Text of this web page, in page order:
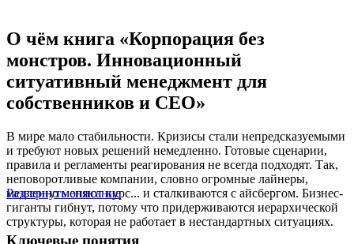
О чём книга «Корпорация без
монстров. Инновационный
ситуативный менеджмент для
собственников и СЕО»
В мире мало стабильности. Кризисы стали непредсказуемыми
и требуют новых решений немедленно. Готовые сценарии,
правила и регламенты реагирования не всегда подходят. Так,
неповоротливые компании, словно огромные лайнеры,
медленно меняют курс... и сталкиваются с айсбергом. Бизнес-
гиганты гибнут, потому что придерживаются иерархической
структуры, которая не работает в нестандартных ситуациях.
Развернуть описание
Ключевые понятия